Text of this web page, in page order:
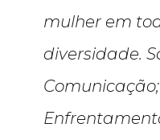
mulher em
diversidade.